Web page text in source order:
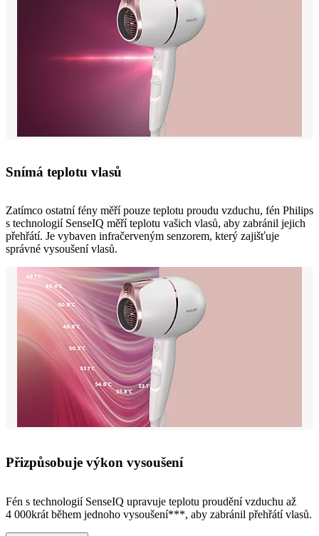
Snímá teplotu vlasů
Zatímco ostatní fény měří pouze teplotu proudu vzduchu, fén Philips
s technologií SenseIQ měří teplotu vašich vlasů, aby zabránil jejich
přehřátí. Je vybaven infračerveným senzorem, který zajišťuje
správné vysoušení vlasů.
Přizpůsobuje výkon vysoušení
Fén s technologií SenseIQ upravuje teplotu proudění vzduchu až
4 000krát během jednoho vysoušení***, aby zabránil přehřátí vlasů.